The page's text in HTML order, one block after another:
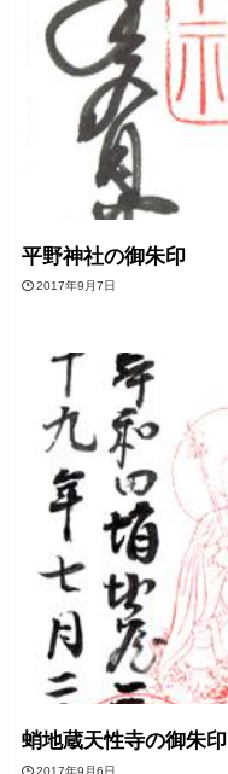
平野神社の御朱印
2017年9月7日
蛸地蔵天性寺の御朱印
2017年9月6日